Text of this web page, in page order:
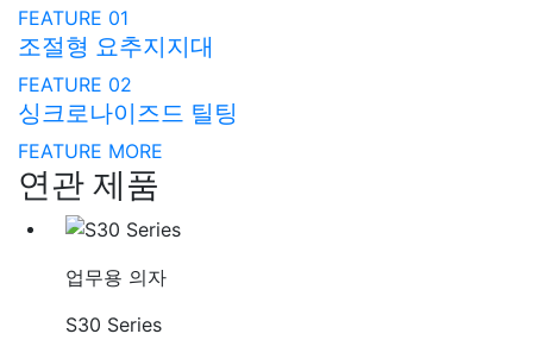
FEATURE 01
조절형 요추지지대
FEATURE 02
싱크로나이즈드 틸팅
FEATURE MORE
연관 제품
업무용 의자
S30 Series